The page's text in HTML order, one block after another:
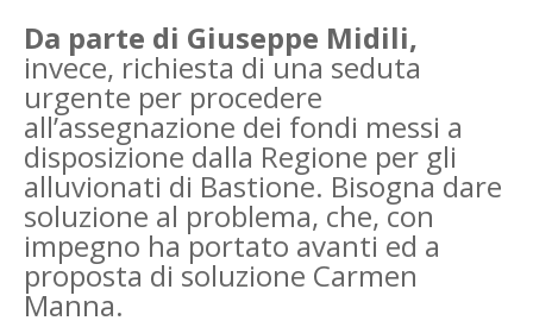
Da parte di Giuseppe Midili,
invece, richiesta di una seduta
urgente per procedere
all’assegnazione dei fondi messi a
disposizione dalla Regione per gli
alluvionati di Bastione. Bisogna dare
soluzione al problema, che, con
impegno ha portato avanti ed a
proposta di soluzione Carmen
Manna.